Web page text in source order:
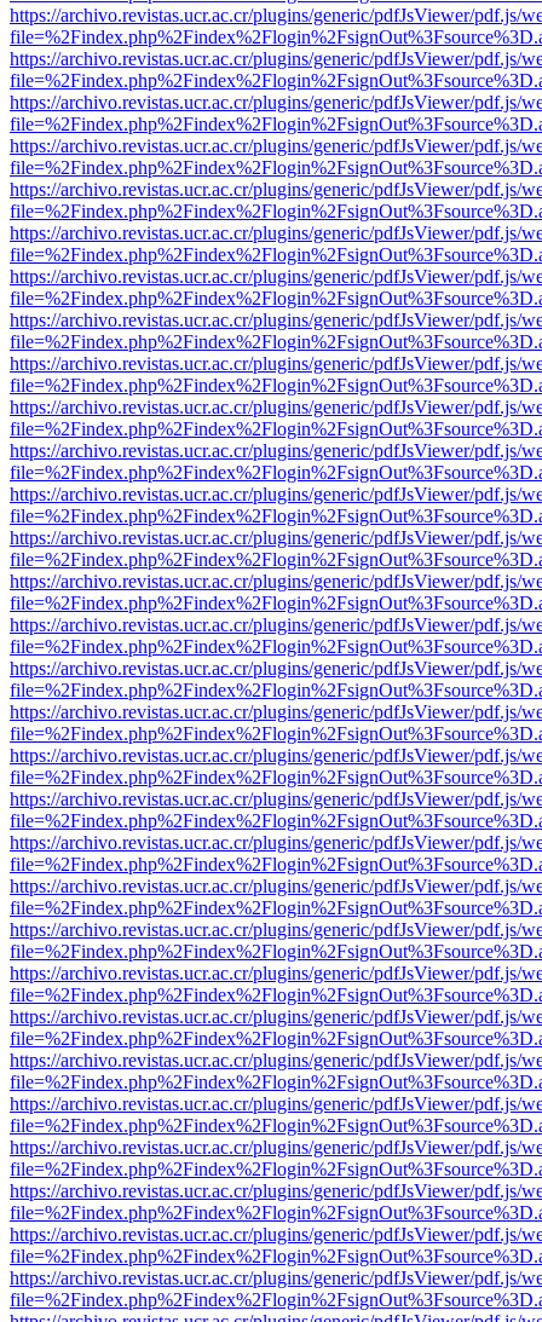
https://archivo.revistas.ucr.ac.cr/plugins/generic/pdfJsViewer/pdf.js/
https://archivo.revistas.ucr.ac.cr/plugins/generic/pdfJsViewer/pdf.js/
https://archivo.revistas.ucr.ac.cr/plugins/generic/pdfJsViewer/pdf.js/
https://archivo.revistas.ucr.ac.cr/plugins/generic/pdfJsViewer/pdf.js/
https://archivo.revistas.ucr.ac.cr/plugins/generic/pdfJsViewer/pdf.js/
https://archivo.revistas.ucr.ac.cr/plugins/generic/pdfJsViewer/pdf.js/
https://archivo.revistas.ucr.ac.cr/plugins/generic/pdfJsViewer/pdf.js/
https://archivo.revistas.ucr.ac.cr/plugins/generic/pdfJsViewer/pdf.js/
https://archivo.revistas.ucr.ac.cr/plugins/generic/pdfJsViewer/pdf.js/
https://archivo.revistas.ucr.ac.cr/plugins/generic/pdfJsViewer/pdf.js/
https://archivo.revistas.ucr.ac.cr/plugins/generic/pdfJsViewer/pdf.js/
https://archivo.revistas.ucr.ac.cr/plugins/generic/pdfJsViewer/pdf.js/
https://archivo.revistas.ucr.ac.cr/plugins/generic/pdfJsViewer/pdf.js/
https://archivo.revistas.ucr.ac.cr/plugins/generic/pdfJsViewer/pdf.js/
https://archivo.revistas.ucr.ac.cr/plugins/generic/pdfJsViewer/pdf.js/
https://archivo.revistas.ucr.ac.cr/plugins/generic/pdfJsViewer/pdf.js/
https://archivo.revistas.ucr.ac.cr/plugins/generic/pdfJsViewer/pdf.js/
https://archivo.revistas.ucr.ac.cr/plugins/generic/pdfJsViewer/pdf.js/
https://archivo.revistas.ucr.ac.cr/plugins/generic/pdfJsViewer/pdf.js/
https://archivo.revistas.ucr.ac.cr/plugins/generic/pdfJsViewer/pdf.js/
https://archivo.revistas.ucr.ac.cr/plugins/generic/pdfJsViewer/pdf.js/
https://archivo.revistas.ucr.ac.cr/plugins/generic/pdfJsViewer/pdf.js/
https://archivo.revistas.ucr.ac.cr/plugins/generic/pdfJsViewer/pdf.js/
https://archivo.revistas.ucr.ac.cr/plugins/generic/pdfJsViewer/pdf.js/
https://archivo.revistas.ucr.ac.cr/plugins/generic/pdfJsViewer/pdf.js/
https://archivo.revistas.ucr.ac.cr/plugins/generic/pdfJsViewer/pdf.js/
https://archivo.revistas.ucr.ac.cr/plugins/generic/pdfJsViewer/pdf.js/
https://archivo.revistas.ucr.ac.cr/plugins/generic/pdfJsViewer/pdf.js/
https://archivo.revistas.ucr.ac.cr/plugins/generic/pdfJsViewer/pdf.js/
https://archivo.revistas.ucr.ac.cr/plugins/generic/pdfJsViewer/pdf.js/